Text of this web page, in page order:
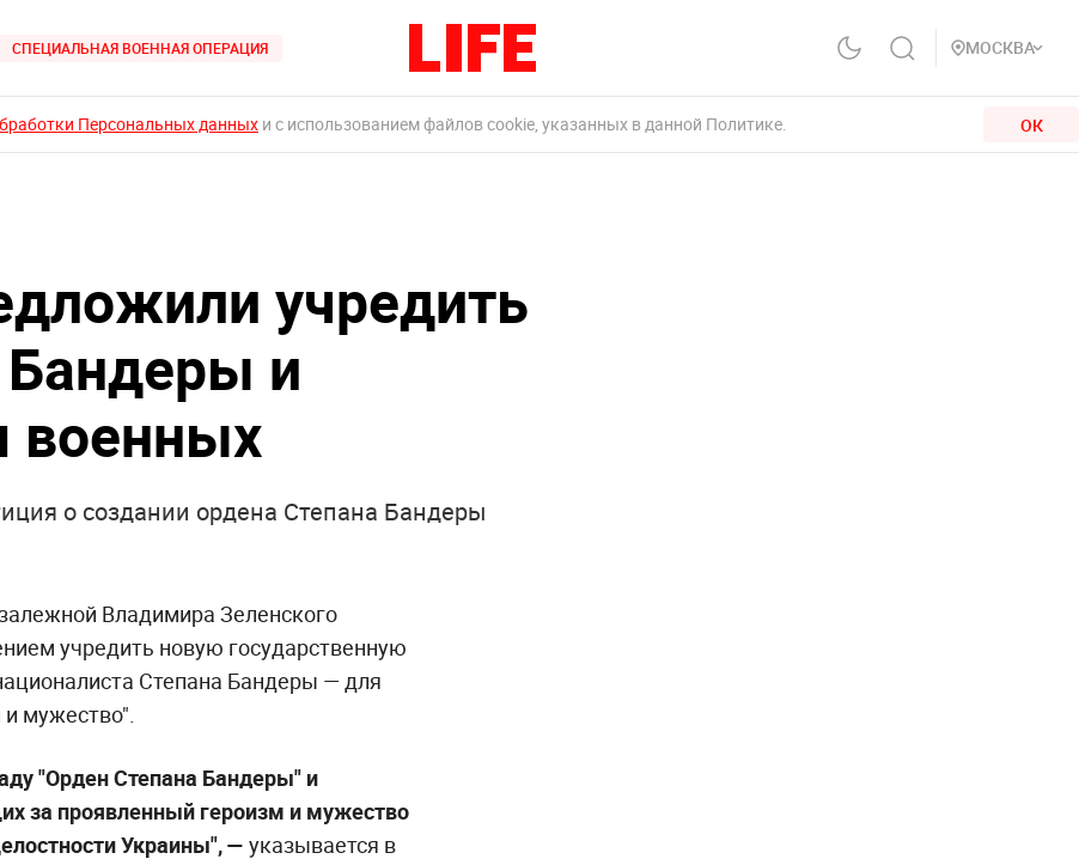
СПЕЦИАЛЬНАЯ ВОЕННАЯ ОПЕРАЦИЯ МОСКВА
Персональных данных и с использованием файлов cookie, указанных в данной Политике. ОК
учредить
и
военных
о создании ордена Степана Бандеры
Владимира Зеленского
учредить новую государственную
Степана Бандеры — для
мужество".
"Орден Степана Бандеры" и
за проявленный героизм и мужество
Украины", — указывается в